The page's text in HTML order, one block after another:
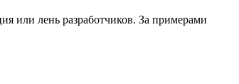
или лень разработчиков. За примерами